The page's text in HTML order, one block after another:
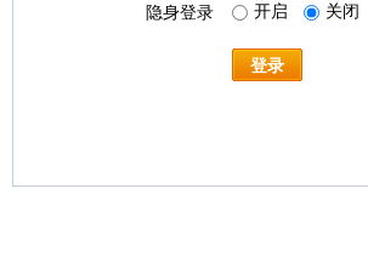
隐身登录 开启 关闭
登录